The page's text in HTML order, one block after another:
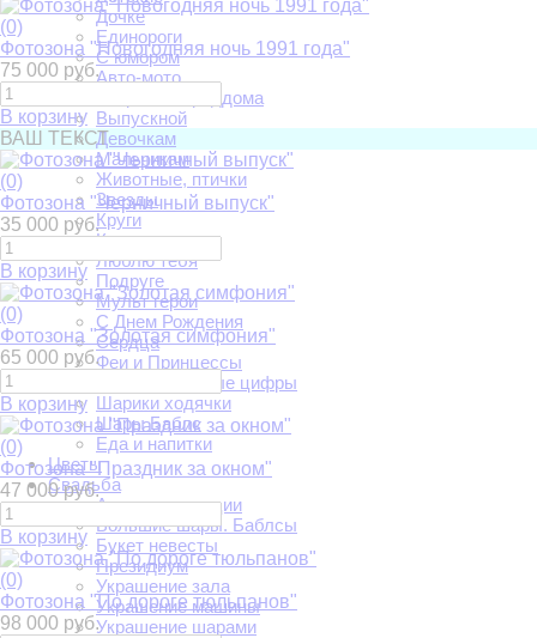
Дочке
Единороги
С юмором
Авто-мото
Встреча из роддома
Выпускной
Девочкам
Мальчикам
Животные, птички
Звезды
Круги
Круги и луна
Люблю тебя
Подруге
Мульт герои
С Днем Рождения
Сердца
Феи и Принцессы
Фольгированные цифры
Шарики ходячки
Шары Баблс
Еда и напитки
Цветы
Свадьба
Арки регистрации
Большие шары. Баблсы
Букет невесты
Президиум
Украшение зала
Украшение машины
Украшение шарами
(0)
Фотозона "Новогодняя ночь 1991 года"
75 000 руб.
В корзину
ВАШ ТЕКСТ
(0)
Фотозона "Черничный выпуск"
35 000 руб.
В корзину
(0)
Фотозона "Золотая симфония"
65 000 руб.
В корзину
(0)
Фотозона "Праздник за окном"
47 000 руб.
В корзину
(0)
Фотозона "По дороге тюльпанов"
98 000 руб.